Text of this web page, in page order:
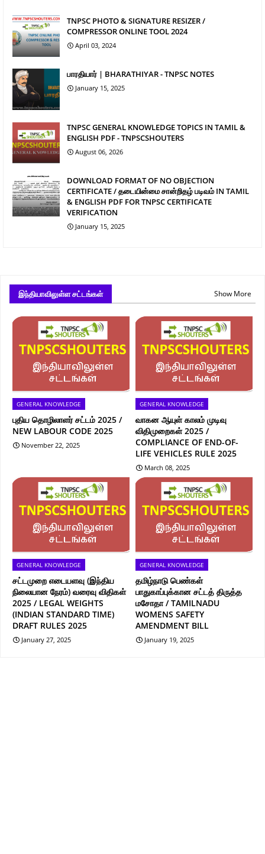
TNPSC PHOTO & SIGNATURE RESIZER /
COMPRESSOR ONLINE TOOL 2024
April 03, 2024
பாரதியார் | BHARATHIYAR - TNPSC NOTES
January 15, 2025
TNPSC GENERAL KNOWLEDGE TOPICS IN TAMIL &
ENGLISH PDF - TNPSCSHOUTERS
August 06, 2026
DOWNLOAD FORMAT OF NO OBJECTION
CERTIFICATE / தடையின்மை சான்றிதழ் படிவம் IN TAMIL
& ENGLISH PDF FOR TNPSC CERTIFICATE
VERIFICATION
January 15, 2025
இந்தியாவிலுள்ள சட்டங்கள் Show More
GENERAL KNOWLEDGE
புதிய தொழிலாளர் சட்டம் 2025 /
NEW LABOUR CODE 2025
November 22, 2025
GENERAL KNOWLEDGE
வாகன ஆயுள் காலம் முடிவு
விதிமுறைகள் 2025 /
COMPLIANCE OF END-OF-
LIFE VEHICLES RULE 2025
March 08, 2025
GENERAL KNOWLEDGE
சட்டமுறை எடையளவு (இந்திய
நிலையான நேரம்) வரைவு விதிகள்
2025 / LEGAL WEIGHTS
(INDIAN STANDARD TIME)
DRAFT RULES 2025
January 27, 2025
GENERAL KNOWLEDGE
தமிழ்நாடு பெண்கள்
பாதுகாப்புக்கான சட்டத் திருத்த
மசோதா / TAMILNADU
WOMENS SAFETY
AMENDMENT BILL
January 19, 2025